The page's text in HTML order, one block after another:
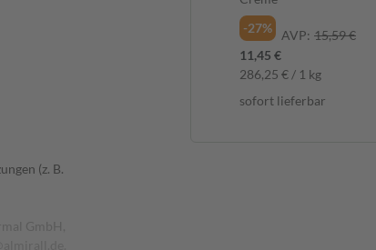
(z. B.
-27%
AVP: 15,59 €
11,45 €
286,25 € / 1 kg
sofort lieferbar